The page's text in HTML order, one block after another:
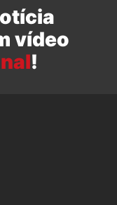
vídeo
!